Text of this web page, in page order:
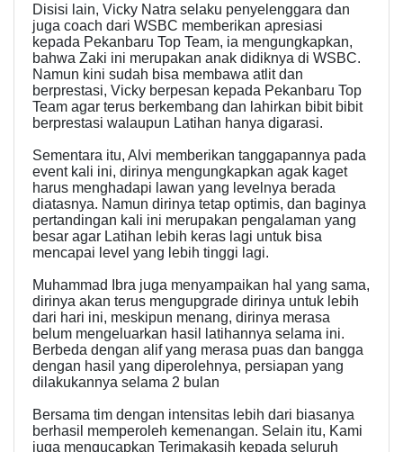
Disisi lain, Vicky Natra selaku penyelenggara dan
juga coach dari WSBC memberikan apresiasi
kepada Pekanbaru Top Team, ia mengungkapkan,
bahwa Zaki ini merupakan anak didiknya di WSBC.
Namun kini sudah bisa membawa atlit dan
berprestasi, Vicky berpesan kepada Pekanbaru Top
Team agar terus berkembang dan lahirkan bibit bibit
berprestasi walaupun Latihan hanya digarasi.
Sementara itu, Alvi memberikan tanggapannya pada
event kali ini, dirinya mengungkapkan agak kaget
harus menghadapi lawan yang levelnya berada
diatasnya. Namun dirinya tetap optimis, dan baginya
pertandingan kali ini merupakan pengalaman yang
besar agar Latihan lebih keras lagi untuk bisa
mencapai level yang lebih tinggi lagi.
Muhammad Ibra juga menyampaikan hal yang sama,
dirinya akan terus mengupgrade dirinya untuk lebih
dari hari ini, meskipun menang, dirinya merasa
belum mengeluarkan hasil latihannya selama ini.
Berbeda dengan alif yang merasa puas dan bangga
dengan hasil yang diperolehnya, persiapan yang
dilakukannya selama 2 bulan
Bersama tim dengan intensitas lebih dari biasanya
berhasil memperoleh kemenangan. Selain itu, Kami
juga mengucapkan Terimakasih kepada seluruh